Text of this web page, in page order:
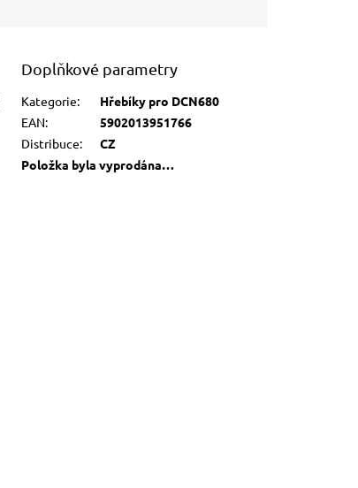
Doplňkové parametry
Kategorie:
Hřebíky pro DCN680
EAN:
5902013951766
Distribuce:
CZ
Položka byla vyprodána…